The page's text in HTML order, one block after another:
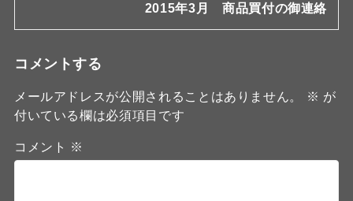
2015年3月 商品買付の御連絡
コメントする
メールアドレスが公開されることはありません。 ※ が
付いている欄は必須項目です
コメント ※